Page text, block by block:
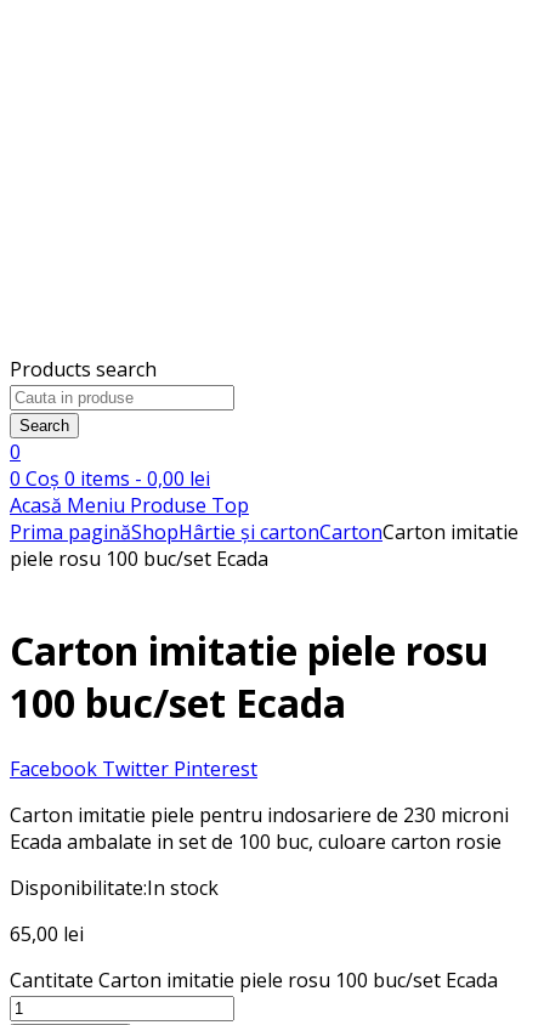
Products search
Search
0
0 Coș 0 items - 0,00 lei
Acasă Meniu Produse Top
Prima paginăShopHârtie și cartonCartonCarton imitatie
piele rosu 100 buc/set Ecada
Carton imitatie piele rosu
100 buc/set Ecada
Facebook Twitter Pinterest
Carton imitatie piele pentru indosariere de 230 microni
Ecada ambalate in set de 100 buc, culoare carton rosie
Disponibilitate:In stock
65,00 lei
Cantitate Carton imitatie piele rosu 100 buc/set Ecada